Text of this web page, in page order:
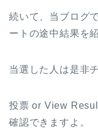
続いて、当ブログ
ートの途中結果を
当選した人は是非
投票 or View
確認できますよ。